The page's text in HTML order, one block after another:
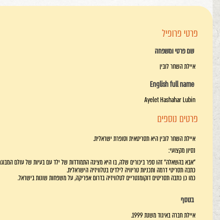
פרטי פרופיל
שם פרטי ומשפחה
איילת השחר לובין
English full name
Ayelet Hashahar Lubin
פרטים נוספים
איילת השחר לובין היא תסריטאית וסופרת ישראלית.
נסיון מקצועי:
"אבא בהשאלה" זהו ספר ביכורים שלה, בו היא מציגה התמודדות של ילד עם בעיות של עולם
כתבה תסריטי דרמה ותכניות טריוויה לילדים בטלוויזיה הישראלית.
כמו כן כתבה תסריטים דוקומנטריים לטלוויזיה בדרום אפריקה, על משפחות שונות בישראל.
בנוסף
איילת חברה באיגוד משנת 1999.